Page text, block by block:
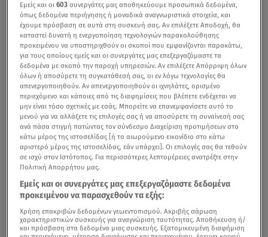
Εμείς και οι603 συνεργάτες μας αποθηκεύουμε προσωπικά δεδομένα,
όπως δεδομένα περιήγησης ή μοναδικά αναγνωριστικά στοιχεία, και
έχουμε πρόσβαση σε αυτά στη συσκευή σας. Αν επιλέξετε Αποδοχή, θα
καταστεί δυνατή η ενεργοποίηση τεχνολογιών παρακολούθησης
προκειμένου να υποστηριχθούν οι σκοποί που εμφανίζονται παρακάτω,
για τους οποίους εμείς και οι συνεργάτες μας επεξεργαζόμαστε τα
δεδομένα με σκοπό την παροχή υπηρεσιών. Αν επιλέξετε Απόρριψη όλων
όλων ή αποσύρετε τη συγκατάθεσή σας, οι εν λόγω τεχνολογίες θα
απενεργοποιηθούν. Αν απενεργοποιηθούν οι ιχνηλάτες, ορισμένο
περιεχόμενο και κάποιες από τις διαφημίσεις που βλέπετε ενδέχεται να
μην είναι τόσο σχετικές με εσάς. Μπορείτε να επανεμφανίσετε αυτό το
μενού για να αλλάξετε τις επιλογές σας ή να αποσύρετε τη συναίνεσή σας
ανά πάσα στιγμή πατώντας τον σύνδεσμο Διαχείριση προτιμήσεων στο
κάτω μέρος της ιστοσελίδας [ή το αιωρούμενο εικονίδιο στο κάτω
αριστερό μέρος της ιστοσελίδας, εάν υπάρχει]. Οι επιλογές σας θα τεθούν
σε ισχύ στον Ιστότοπος. Για περισσότερες λεπτομέρειες ανατρέξτε στην
Πολιτική Απορρήτου μας.
Εμείς και οι συνεργάτες μας επεξεργαζόμαστε δεδομένα
προκειμένου να παρασχεθούν τα εξής:
Χρήση επακριβών δεδομένων γεωεντοπισμού. Ακριβής σάρωση
χαρακτηριστικών συσκευής για αναγνώριση ταυτότητας. Αποθήκευση ή/
και πρόσβαση στα δεδομένα μιας συσκευής. Εξατομικευμένη διαφήμιση